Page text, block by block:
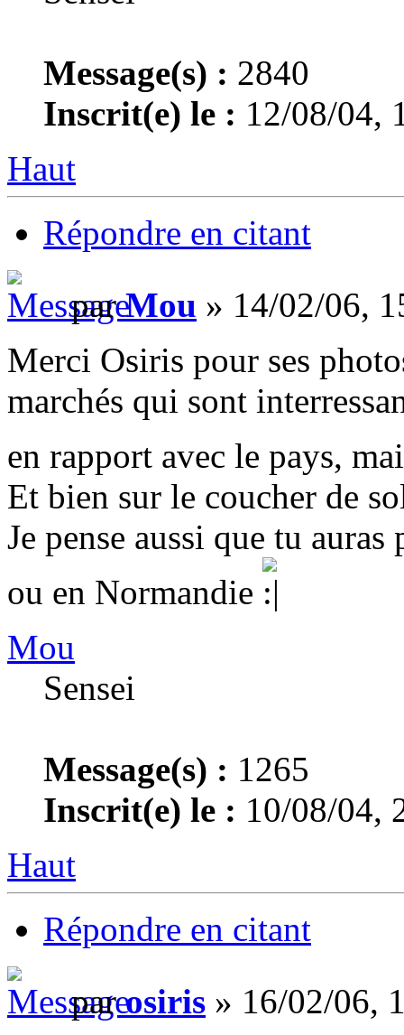
Message(s) : 2840
Inscrit(e) le : 12/08/04,
Haut
Répondre en citant
parMou » 14/02/06,
Merci Osiris pour ses
marchés qui sont
en rapport avec le pays,
Et bien sur le coucher de
Je pense aussi que tu
ou en Normandie
Mou
Sensei
Message(s) : 1265
Inscrit(e) le : 10/08/04,
Haut
Répondre en citant
parosiris » 16/02/06,